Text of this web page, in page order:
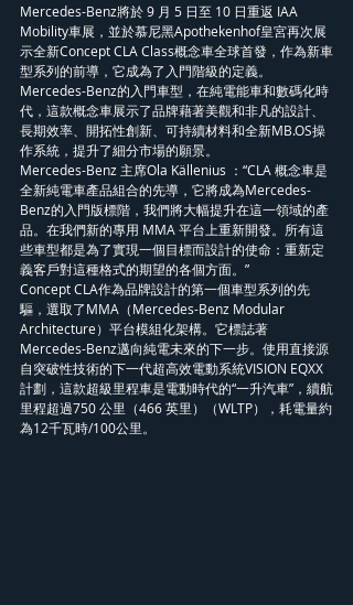
Mercedes-Benz將於 9 月 5 日至 10 日重返 IAA
Mobility車展，並於慕尼黑Apothekenhof皇宮再次展
示全新Concept CLA Class概念車全球首發，作為新車
型系列的前導，它成為了入門階級的定義。
Mercedes-Benz的入門車型，在純電能車和數碼化時
代，這款概念車展示了品牌藉著美觀和非凡的設計、
長期效率、開拓性創新、可持續材料和全新MB.OS操
作系統，提升了細分市場的願景。
Mercedes-Benz 主席Ola Källenius ：“CLA 概念車是
全新純電車產品組合的先導，它將成為Mercedes-
Benz的入門版標階，我們將大幅提升在這一領域的產
品。在我們新的專用 MMA 平台上重新開發。所有這
些車型都是為了實現一個目標而設計的使命：重新定
義客戶對這種格式的期望的各個方面。”
Concept CLA作為品牌設計的第一個車型系列的先
驅，選取了MMA（Mercedes-Benz Modular
Architecture）平台模組化架構。它標誌著
Mercedes-Benz邁向純電未來的下一步。使用直接源
自突破性技術的下一代超高效電動系統VISION EQXX
計劃，這款超級里程車是電動時代的“一升汽車”，續航
里程超過750 公里（466 英里）（WLTP），耗電量約
為12千瓦時/100公里。